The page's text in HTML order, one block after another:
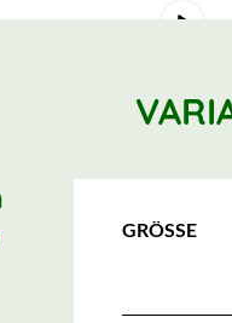
Service akzeptieren
GRÖSSE